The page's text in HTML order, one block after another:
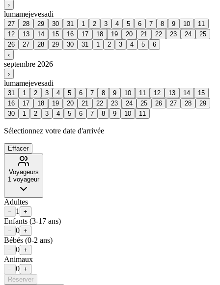
›
lumamejevesadi
27 28 29 30 31 1 2 3 4 5 6 7 8 9 10
11
12
13 14 15 16 17 18 19 20 21 22 23 24
25
26
27 28 29 30 31 1 2 3 4 5
6
‹
septembre 2026
›
lumamejevesadi
31 1 2 3 4 5 6 7 8 9 10 11 12 13 14
15
16
17 18 19 20 21 22 23 24 25 26 27 28
29
30
1 2 3 4 5 6 7 8 9 10 11
Sélectionnez votre date d'arrivée
Effacer
Voyageurs
1 voyageur
Adultes
− 1 +
Enfants (3-17 ans)
− 0 +
Bébés (0-2 ans)
− 0 +
Animaux
− 0 +
Réserver